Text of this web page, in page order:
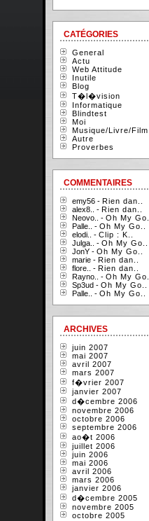
CATÉGORIES
General
Actu
Web Attitude
Inutile
Blog
T�l�vision
Informatique
Blindtest
Moi
Musique/Livre/Film
Autre
Proverbes
COMMENTAIRES
emy56 - Rien dan..
alex8.. - Rien dan..
Neovo.. - Oh My Go..
Palle.. - Oh My Go..
elodi.. - Clip : K..
Julga.. - Oh My Go..
JonY - Oh My Go..
marie - Rien dan..
flore.. - Rien dan..
Rayno.. - Oh My Go..
Sp3ud - Oh My Go..
Palle.. - Oh My Go..
ARCHIVES
juin 2007
mai 2007
avril 2007
mars 2007
f�vrier 2007
janvier 2007
d�cembre 2006
novembre 2006
octobre 2006
septembre 2006
ao�t 2006
juillet 2006
juin 2006
mai 2006
avril 2006
mars 2006
janvier 2006
d�cembre 2005
novembre 2005
octobre 2005